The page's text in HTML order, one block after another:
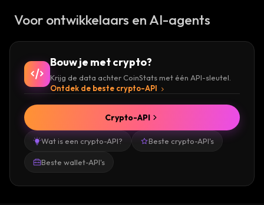
Voor ontwikkelaars en AI-agents
Bouw je met crypto?
Krijg de data achter CoinStats met één API-sleutel.
Ontdek de beste crypto-API
Wat is een crypto-API? Beste crypto-API's
Beste wallet-API's
Crypto-API